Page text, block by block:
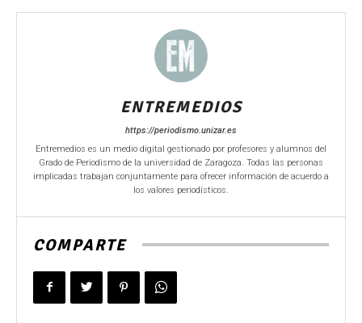
ENTREMEDIOS
https://periodismo.unizar.es
Entremedios es un medio digital gestionado por profesores y alumnos del
Grado de Periodismo de la universidad de Zaragoza. Todas las personas
implicadas trabajan conjuntamente para ofrecer información de acuerdo a
los valores periodísticos.
COMPARTE